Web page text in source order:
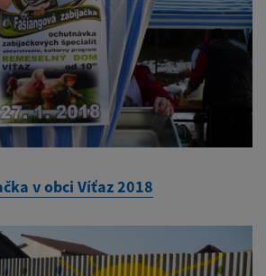
v obci Víťaz 2018